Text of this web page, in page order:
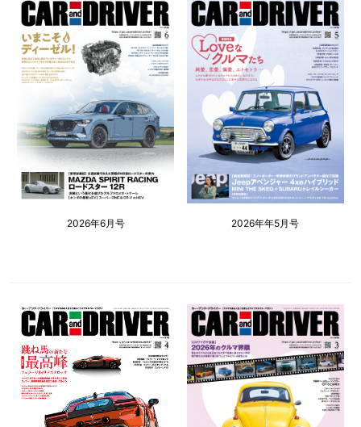
2026年6月号 2026年年5月号